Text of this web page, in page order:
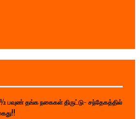
தங்க நகைகள் திருட்டு- சந்தேகத்தில்